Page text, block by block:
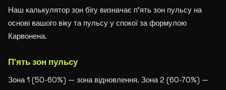
Наш калькулятор зон бігу визначає п'ять зон пульсу на
основі вашого віку та пульсу у спокої за формулою
Карвонена.
П'ять зон пульсу
Зона 1 (50-60%) — зона відновлення. Зона 2 (60-70%) —